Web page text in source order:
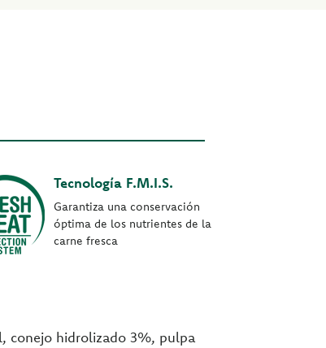
Tecnología F.M.I.S.
Garantiza una conservación
óptima de los nutrientes de la
carne fresca
conejo hidrolizado 3%, pulpa